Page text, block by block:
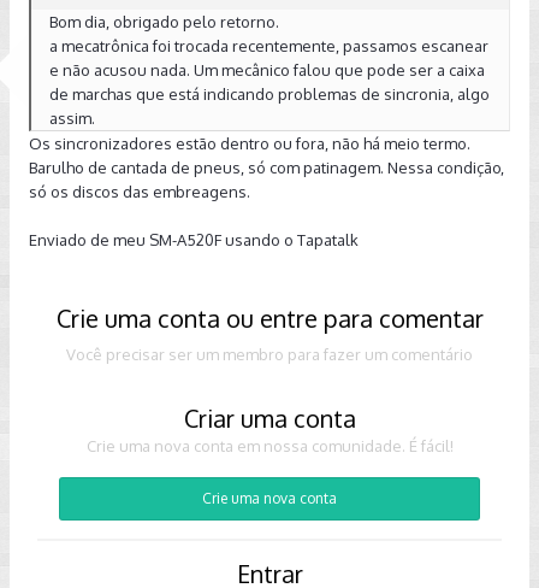
Bom dia, obrigado pelo retorno.
a mecatrônica foi trocada recentemente, passamos escanear
e não acusou nada. Um mecânico falou que pode ser a caixa
de marchas que está indicando problemas de sincronia, algo
assim.
Os sincronizadores estão dentro ou fora, não há meio termo.
Barulho de cantada de pneus, só com patinagem. Nessa condição,
só os discos das embreagens.
Enviado de meu SM-A520F usando o Tapatalk
Crie uma conta ou entre para comentar
Você precisar ser um membro para fazer um comentário
Criar uma conta
Crie uma nova conta em nossa comunidade. É fácil!
Crie uma nova conta
Entrar